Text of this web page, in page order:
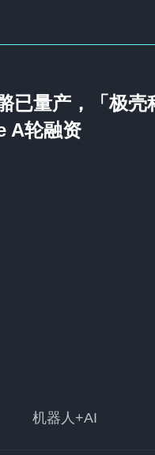
已量产，「极壳
A轮融资
机器人+AI